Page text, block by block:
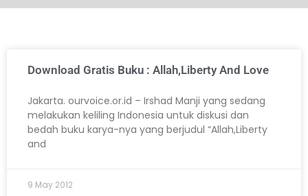
Download Gratis Buku : Allah,Liberty And Love
Jakarta. ourvoice.or.id – Irshad Manji yang sedang
melakukan keliling Indonesia untuk diskusi dan
bedah buku karya-nya yang berjudul “Allah,Liberty
and
9 May 2012